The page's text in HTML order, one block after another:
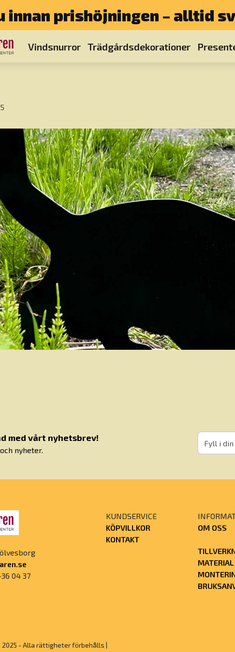
innan prishöjningen – alltid
Vindsnurror Trädgårdsdekorationer
med vårt nyhetsbrev!
nyheter.
04 37
KUNDSERVICE
KÖPVILLKOR
KONTAKT
OM OSS
MATERIAL
- Alla rättigheter förbehålls |